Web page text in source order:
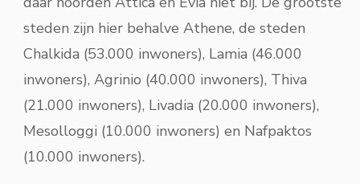
steden zijn hier behalve Athene, de steden
Chalkida (53.000 inwoners), Lamia (46.000
inwoners), Agrinio (40.000 inwoners), Thiva
(21.000 inwoners), Livadia (20.000 inwoners),
Mesolloggi (10.000 inwoners) en Nafpaktos
(10.000 inwoners).